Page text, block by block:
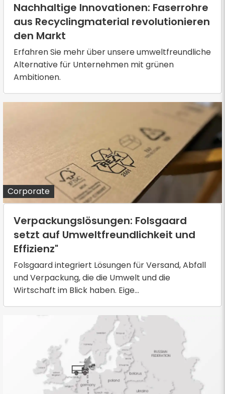
Nachhaltige Innovationen: Faserrohre
aus Recyclingmaterial revolutionieren
den Markt
Erfahren Sie mehr über unsere umweltfreundliche
Alternative für Unternehmen mit grünen
Ambitionen.
Corporate
Verpackungslösungen: Folsgaard
setzt auf Umweltfreundlichkeit und
Effizienz"
Folsgaard integriert Lösungen für Versand, Abfall
und Verpackung, die die Umwelt und die
Wirtschaft im Blick haben. Eige...